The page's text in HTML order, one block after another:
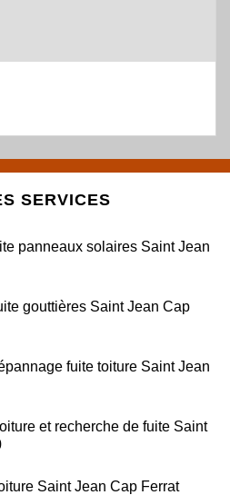
SERVICES
panneaux solaires Saint Jean
gouttières Saint Jean Cap
fuite toiture Saint Jean
et recherche de fuite Saint
Saint Jean Cap Ferrat